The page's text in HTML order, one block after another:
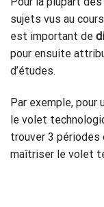
sujets vus au
est important de
pour ensuite
d’études.
Par exemple, pour
le volet
trouver 3 périodes
maîtriser le volet